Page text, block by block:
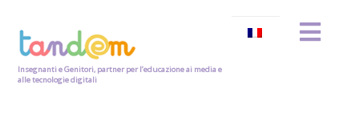
Insegnanti e Genitori, partner per l’educazione ai media e
alle tecnologie digitali